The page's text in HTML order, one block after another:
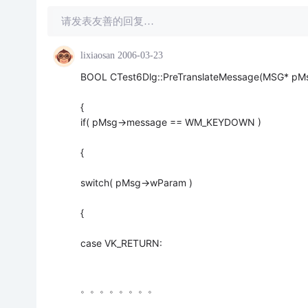
请发表友善的回复…
lixiaosan 2006-03-23
BOOL CTest6Dlg::PreTranslateMessage(MSG*
{
if( pMsg->message == WM_KEYDOWN )
{
switch( pMsg->wParam )
{
case VK_RETURN:
。。。。。。。。